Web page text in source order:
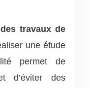
travaux de
une étude
permet de
d’éviter des